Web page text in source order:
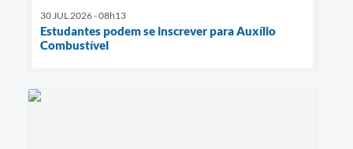
30 JUL 2026 - 08h13
Estudantes podem se inscrever para Auxílio
Combustível